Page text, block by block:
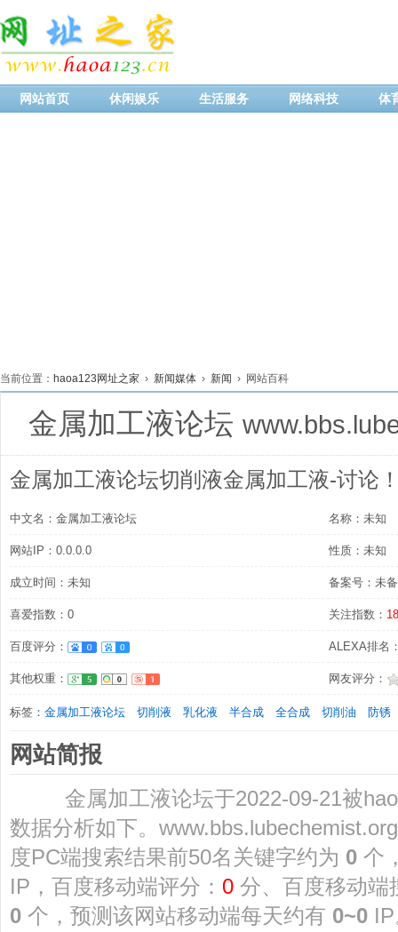
网站首页 休闲娱乐 生活服务 网络科技 体
当前位置： haoa123网址之家 › 新闻媒体 › 新闻 › 网站百科
金属加工液论坛
金属加工液论坛切削液金属加工液-讨论
中文名：金属加工液论坛 名称：未知
网站IP：0.0.0.0 性质：未知
成立时间：未知 备案号：未
喜爱指数：0 关注指数：
百度评分： ALEXA排名
其他权重： 网友评分：
标签： 金属加工液论坛 切削液 乳化液 半合成 全合成 切削油 防锈
网站简报
金属加工液论坛于2022-09-21被
数据分析如下。
度PC端搜索结果前50名关键字约为 0 个
IP，百度移动端评分： 0 分、百度移动端
0 个，预测该网站移动端每天约有 0~0